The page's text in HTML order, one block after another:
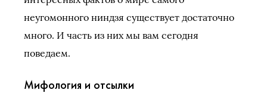
неугомонного ниндзя существует достаточно
много. И часть из них мы вам сегодня
поведаем.
Мифология и отсылки